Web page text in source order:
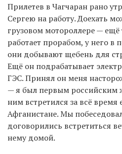
Прилетев в Чагчаран рано
Сергею на работу. Доехать
грузовом мотороллере — ещё
работает прорабом, у него в
они добывают щебень для
Ещё он подрабатывает
ГЭС. Принял он меня
— я был первым российским
ним встретился за всё время
Афганистане. Мы
договорились встретиться
нему домой.